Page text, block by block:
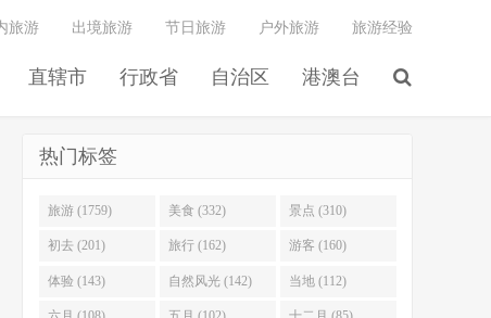
直辖市 行政省 自治区 港澳台
旅游 出境旅游 节日旅游 户外旅游 旅游经验
热门标签
旅游 (1759) 美食 (332) 景点 (310)
初去 (201) 旅行 (162) 游客 (160)
体验 (143) 自然风光 (142) 当地 (112)